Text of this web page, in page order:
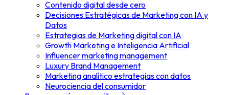
Contenido digital desde cero
Decisiones Estratégicas de Marketing con IA y
Datos
Estrategias de Marketing digital con IA
Growth Marketing e Inteligencia Artificial
Influencer marketing management
Luxury Brand Management
Marketing analítico estrategias con datos
Neurociencia del consumidor